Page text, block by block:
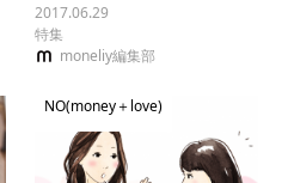
2017.06.29
特集
moneliy編集部
NO(money＋love)